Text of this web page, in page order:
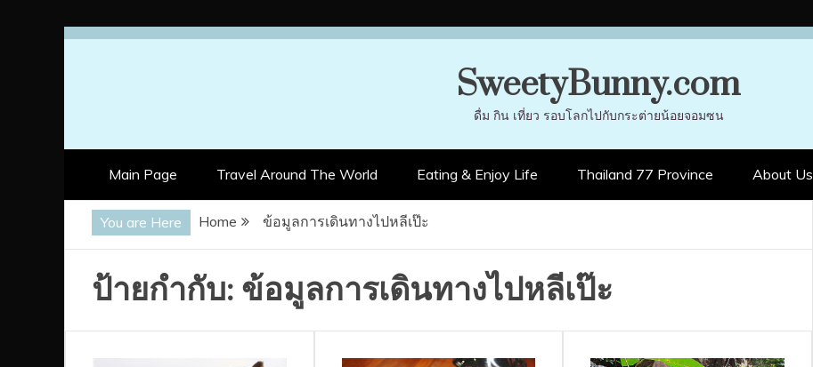
Skip
SweetyBunny.com
ดื่ม กิน เที่ยว รอบโลกไปกับกระต่ายน้อยจอมซน
Main Page Travel Around The World Eating & Enjoy Life Thailand 77 Province About Us
You are Here Home ข้อมูลการเดินทางไปหลีเป๊ะ
ป้ายกำกับ: ข้อมูลการเดินทางไปหลีเป๊ะ